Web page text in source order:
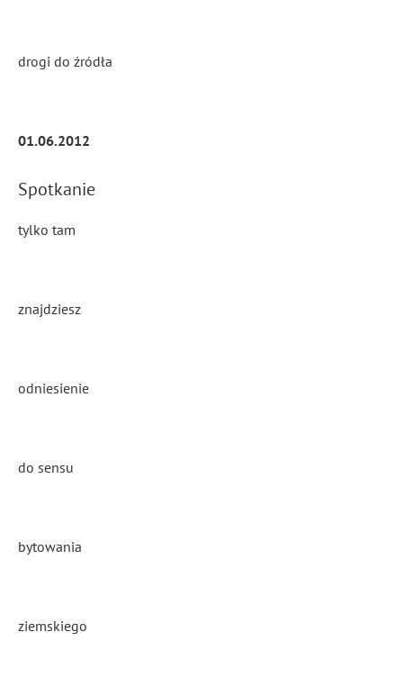
drogi do źródła
01.06.2012
Spotkanie
tylko tam
znajdziesz
odniesienie
do sensu
bytowania
ziemskiego